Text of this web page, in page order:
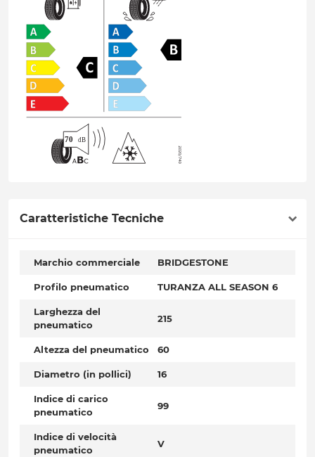
Caratteristiche Tecniche
Marchio commerciale BRIDGESTONE
Profilo pneumatico TURANZA ALL SEASON 6
Larghezza del
pneumatico
215
Altezza del pneumatico 60
Diametro (in pollici) 16
Indice di carico
pneumatico
99
Indice di velocità
pneumatico
V